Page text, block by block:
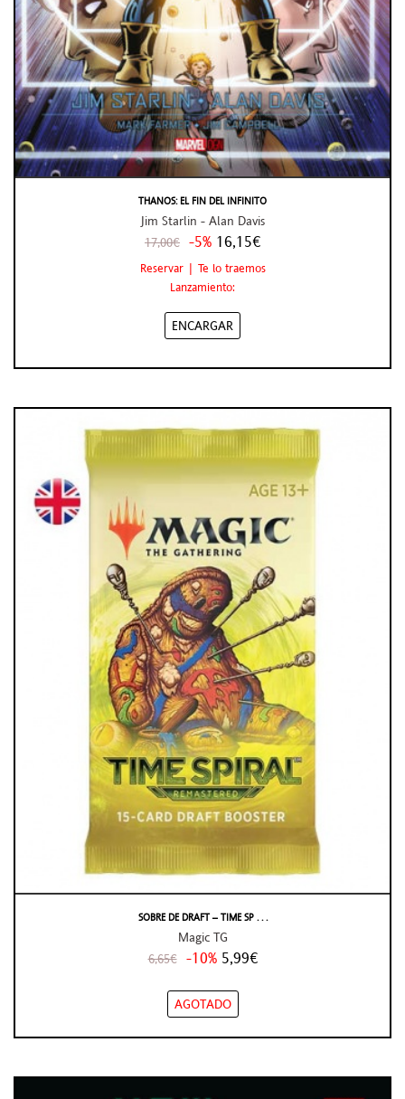
THANOS: EL FIN DEL INFINITO
Jim Starlin - Alan Davis
17,00€ -5% 16,15€
Reservar | Te lo traemos
Lanzamiento:
ENCARGAR
SOBRE DE DRAFT – TIME SP . . .
Magic TG
6,65€ -10% 5,99€
AGOTADO